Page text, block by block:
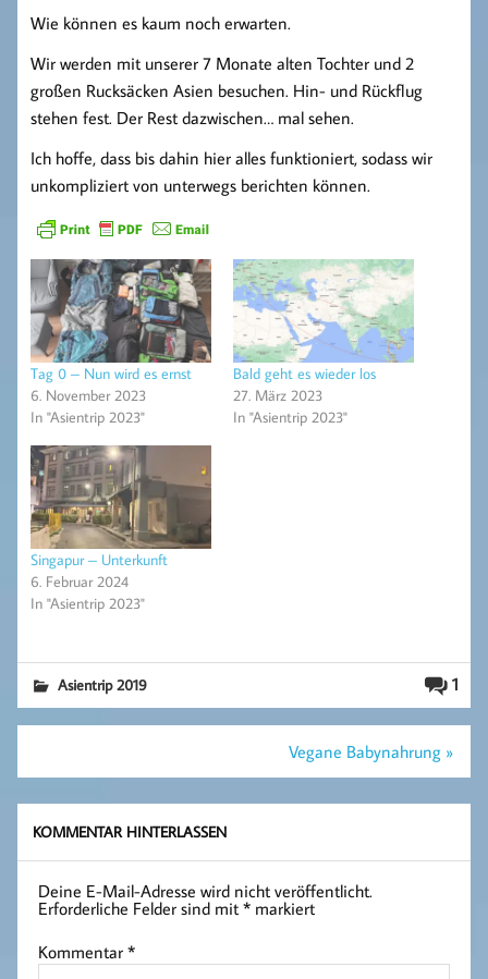
Wie können es kaum noch erwarten.
Wir werden mit unserer 7 Monate alten Tochter und 2
großen Rucksäcken Asien besuchen. Hin- und Rückflug
stehen fest. Der Rest dazwischen… mal sehen.
Ich hoffe, dass bis dahin hier alles funktioniert, sodass wir
unkompliziert von unterwegs berichten können.
Tag 0 – Nun wird es ernst
6. November 2023
In "Asientrip 2023"
Bald geht es wieder los
27. März 2023
In "Asientrip 2023"
Singapur – Unterkunft
6. Februar 2024
In "Asientrip 2023"
1
Asientrip 2019
Vegane Babynahrung »
KOMMENTAR HINTERLASSEN
Deine E-Mail-Adresse wird nicht veröffentlicht.
Erforderliche Felder sind mit* markiert
Kommentar*